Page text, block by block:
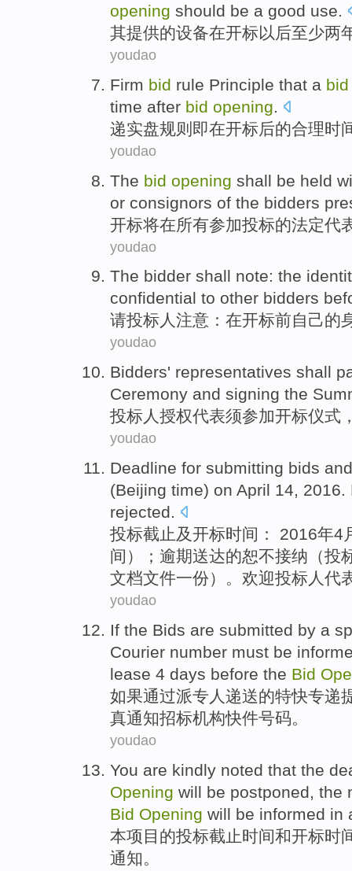
opening should be a good use.
其提供的设备在开标以后至少两
youdao
Firm bid rule Principle that a bid
time after bid opening.
递实盘规则 即在开标后的合理时
youdao
The bid opening shall be held
or consignors of the bidders
开标将在所有参加投标的法定代
youdao
The bidder shall note: the
confidential to other bidders
请投标人 注意 ：在开标前自己的
youdao
Bidders' representatives shall
Ceremony and signing the
投标人 授权代表须参加开标仪式
youdao
Deadline for submitting bids and
(Beijing time) on April 14, 2016.
rejected.
投标截止及开标时间 ： 2016年4
间）；逾期送达的恕不接纳 （投
文档文件一份）。欢迎投标人代
youdao
If the Bids are submitted by a
Courier number must be
lease 4 days before the Bid
如果通过派专人递送的特快专递
真通知招标机构快件号码。
youdao
You are kindly noted that the
Opening will be postponed , the
Bid Opening will be informed in
本项目的投标截止时间和开标时
通知 。